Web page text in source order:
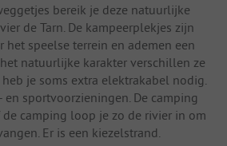
bereik je deze natuurlijke
de Tarn. De kampeerplekjes zijn
het speelse terrein en ademen een
natuurlijke karakter verschillen ze
je soms extra elektrakabel nodig.
en sportvoorzieningen. De camping
de camping loop je zo de rivier in om
Er is een kiezelstrand.